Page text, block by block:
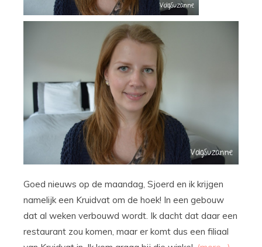
Goed nieuws op de maandag, Sjoerd en ik krijgen
namelijk een Kruidvat om de hoek! In een gebouw
dat al weken verbouwd wordt. Ik dacht dat daar een
restaurant zou komen, maar er komt dus een filiaal